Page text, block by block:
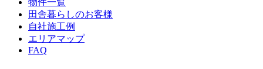
田舎暮らしのお客様
自社施工例
エリアマップ
FAQ